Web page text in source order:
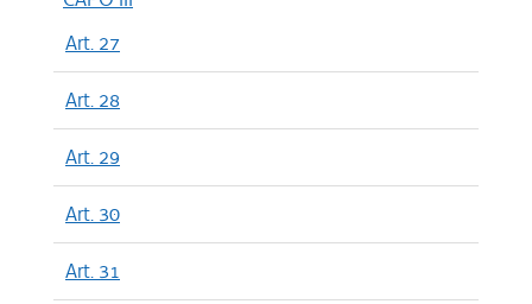
Art. 27
Art. 28
Art. 29
Art. 30
Art. 31